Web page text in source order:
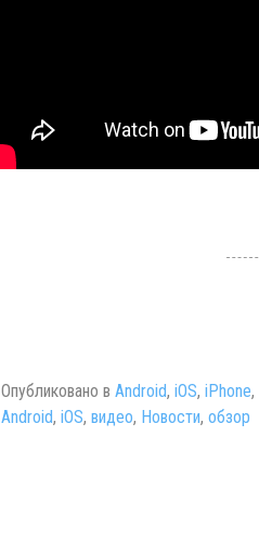
Опубликовано в Android, iOS, iPhone,
Android, iOS, видео, Новости, обзор